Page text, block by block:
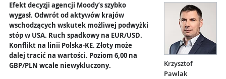
Krzysztof
Pawlak
Efekt decyzji agencji Moody’s szybko
wygasł. Odwrót od aktywów krajów
wschodzących wskutek możliwej podwyżki
stóp w USA. Ruch spadkowy na EUR/USD.
Konflikt na linii Polska-KE. Złoty może
dalej tracić na wartości. Poziom 6,00 na
GBP/PLN wcale niewykluczony.